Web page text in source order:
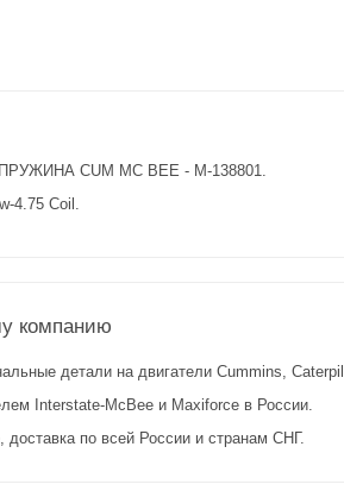
CUM MC BEE - M-138801.
4.75 Coil.
компанию
детали на двигатели Cummins,
Interstate-McBee и Maxiforce в России.
по всей России и странам СНГ.